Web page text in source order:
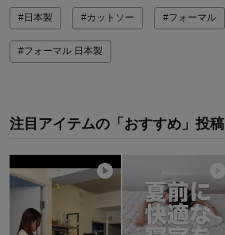
#日本製 #カットソー #フォーマル
#フォーマル 日本製
注目アイテムの「おすすめ」投稿